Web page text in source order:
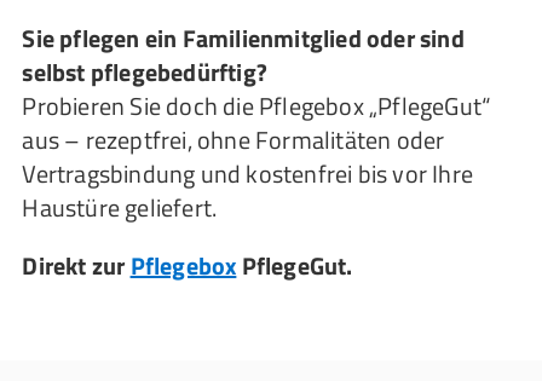
Sie pflegen ein Familienmitglied oder sind
selbst pflegebedürftig?
Probieren Sie doch die Pflegebox „PflegeGut“
aus – rezeptfrei, ohne Formalitäten oder
Vertragsbindung und kostenfrei bis vor Ihre
Haustüre geliefert.
Direkt zurPflegeboxPflegeGut.